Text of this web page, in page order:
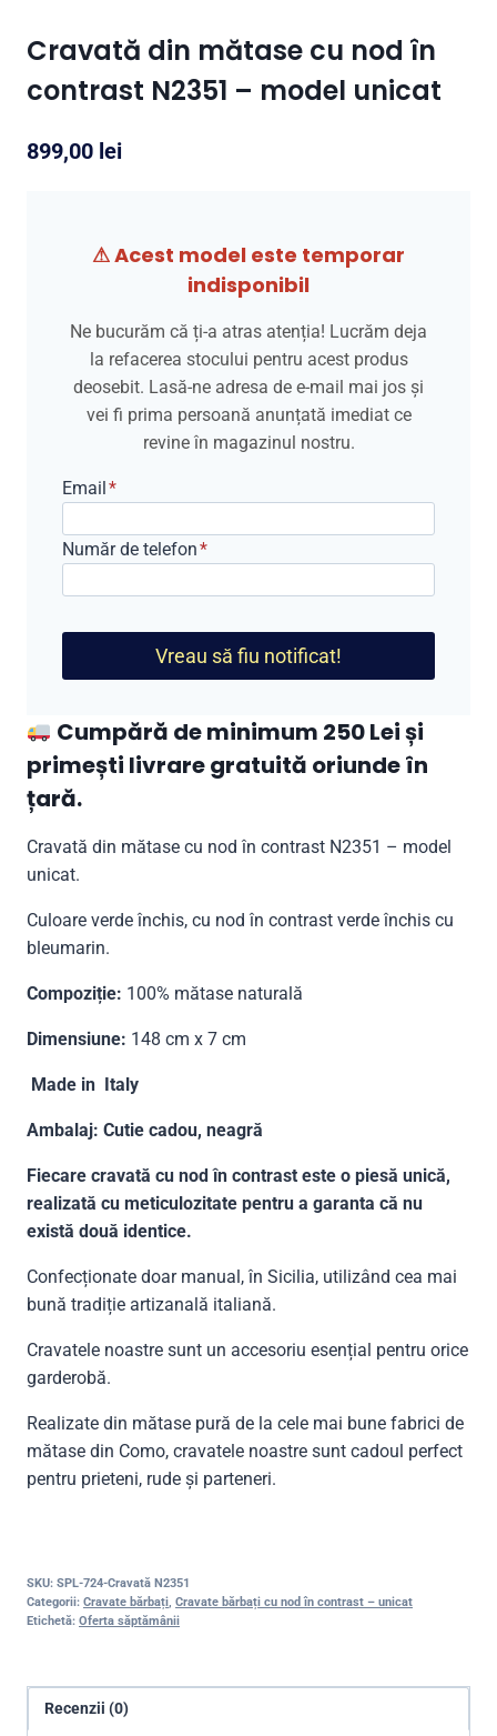
Cravată din mătase cu nod în
contrast N2351 – model unicat
899,00 lei
⚠ Acest model este temporar
indisponibil
Ne bucurăm că ți-a atras atenția! Lucrăm deja
la refacerea stocului pentru acest produs
deosebit. Lasă-ne adresa de e-mail mai jos și
vei fi prima persoană anunțată imediat ce
revine în magazinul nostru.
Email*
Număr de telefon*
Vreau să fiu notificat!
Cumpără de minimum 250 Lei și
primești livrare gratuită oriunde în
țară.
Cravată din mătase cu nod în contrast N2351 – model
unicat.
Culoare verde închis, cu nod în contrast verde închis cu
bleumarin.
Compoziție: 100% mătase naturală
Dimensiune: 148 cm x 7 cm
Made in Italy
Ambalaj: Cutie cadou, neagră
Fiecare cravată cu nod în contrast este o piesă unică,
realizată cu meticulozitate pentru a garanta că nu
există două identice.
Confecționate doar manual, în Sicilia, utilizând cea mai
bună tradiție artizanală italiană.
Cravatele noastre sunt un accesoriu esențial pentru orice
garderobă.
Realizate din mătase pură de la cele mai bune fabrici de
mătase din Como, cravatele noastre sunt cadoul perfect
pentru prieteni, rude și parteneri.
SKU: SPL-724-Cravată N2351
Categorii: Cravate bărbați, Cravate bărbați cu nod în contrast – unicat
Etichetă: Oferta săptămânii
Recenzii (0)